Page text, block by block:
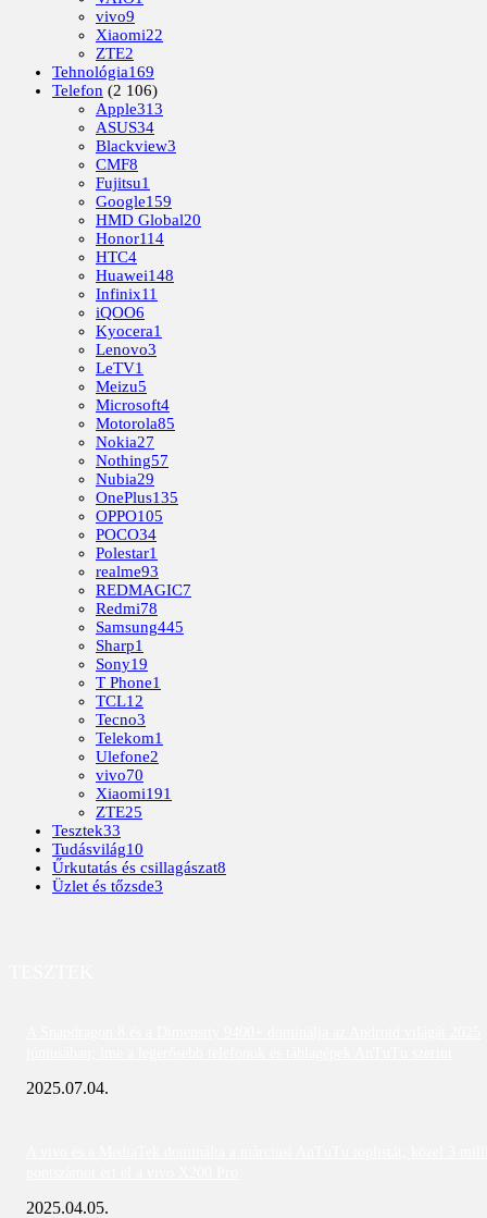
vivo9
Xiaomi22
ZTE2
Tehnológia169
Telefon (2 106)
Apple313
ASUS34
Blackview3
CMF8
Fujitsu1
Google159
HMD Global20
Honor114
HTC4
Huawei148
Infinix11
iQOO6
Kyocera1
Lenovo3
LeTV1
Meizu5
Microsoft4
Motorola85
Nokia27
Nothing57
Nubia29
OnePlus135
OPPO105
POCO34
Polestar1
realme93
REDMAGIC7
Redmi78
Samsung445
Sharp1
Sony19
T Phone1
TCL12
Tecno3
Telekom1
Ulefone2
vivo70
Xiaomi191
ZTE25
Tesztek33
Tudásvilág10
Űrkutatás és csillagászat8
Üzlet és tőzsde3
2025.07.04.
2025.04.05.